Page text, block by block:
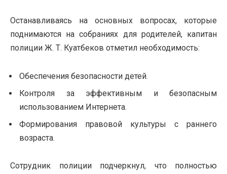
Останавливаясь на основных вопросах, которые
поднимаются на собраниях для родителей, капитан
полиции Ж. Т. Куатбеков отметил необходимость:
Обеспечения безопасности детей.
Контроля за эффективным и безопасным
использованием Интернета.
Формирования правовой культуры с раннего
возраста.
Сотрудник полиции подчеркнул, что полностью